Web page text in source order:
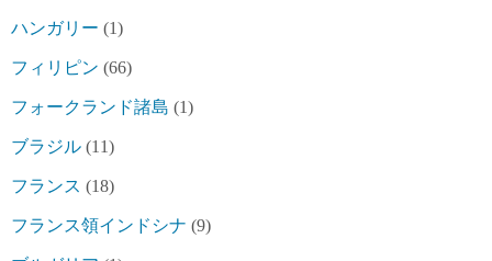
ハンガリー (1)
フィリピン (66)
フォークランド諸島 (1)
ブラジル (11)
フランス (18)
フランス領インドシナ (9)